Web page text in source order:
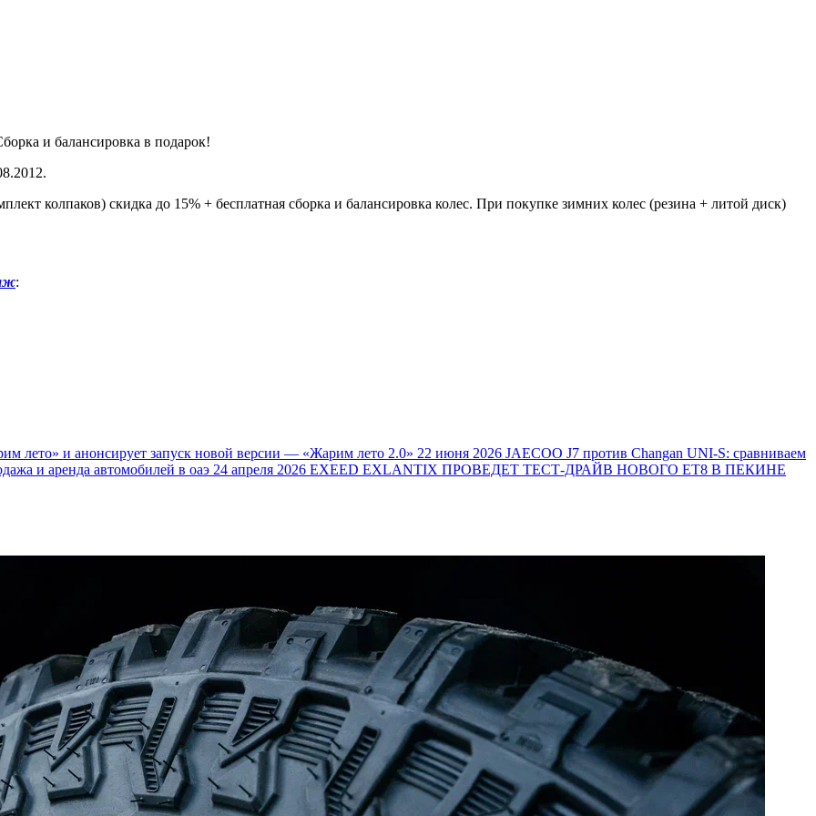
и балансировка в подарок!
колпаков) скидка до 15% + бесплатная сборка и балансировка колес. При покупке зимних колес (резина + литой диск)
:
лето» и анонсирует запуск новой версии — «Жарим лето 2.0» 22 июня 2026 JAECOO J7 против Changan UNI-S: сравниваем
и аренда автомобилей в оаэ 24 апреля 2026 EXEED EXLANTIX ПРОВЕДЕТ ТЕСТ-ДРАЙВ НОВОГО ET8 В ПЕКИНЕ